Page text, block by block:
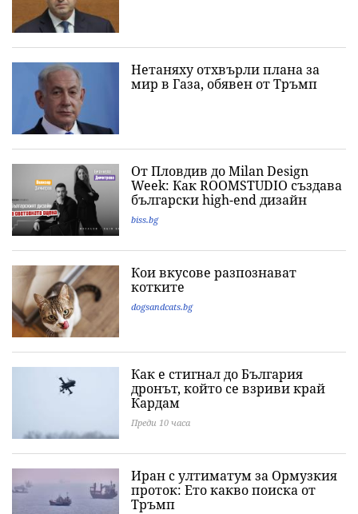
Нетаняху отхвърли плана за
мир в Газа, обявен от Тръмп
От Пловдив до Milan Design
Week: Как ROOMSTUDIO създава
български high-end дизайн
biss.bg
Кои вкусове разпознават
котките
dogsandcats.bg
Как е стигнал до България
дронът, който се взриви край
Кардам
Преди 10 часа
Иран с ултиматум за Ормузкия
проток: Ето какво поиска от
Тръмп